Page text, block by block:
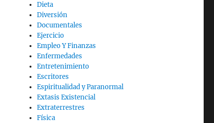
Dieta
Diversión
Documentales
Ejercicio
Empleo Y Finanzas
Enfermedades
Entretenimiento
Escritores
Espiritualidad y Paranormal
Extasis Existencial
Extraterrestres
Física